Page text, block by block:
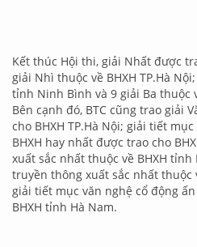
Kết thúc Hội thi, giải Nhất được
giải Nhì thuộc về BHXH TP.Hà
tỉnh Ninh Bình và 9 giải Ba thuộc
Bên cạnh đó, BTC cũng trao giải
cho BHXH TP.Hà Nội; giải tiết
BHXH hay nhất được trao cho
xuất sắc nhất thuộc về BHXH
truyền thông xuất sắc nhất thuộc
giải tiết mục văn nghệ cổ động
BHXH tỉnh Hà Nam.